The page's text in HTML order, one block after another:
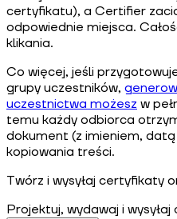
certyfikatu), a Certifier
odpowiednie miejsca.
klikania.
Co więcej, jeśli
grupy uczestników,
uczestnictwa możesz w
temu każdy odbiorca
dokument (z imieniem,
kopiowania treści.
Twórz i wysyłaj certyfikaty
Projektuj, wydawaj i